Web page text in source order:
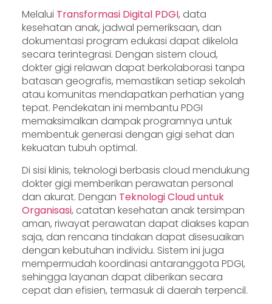
Melalui Transformasi Digital PDGI, data
kesehatan anak, jadwal pemeriksaan, dan
dokumentasi program edukasi dapat dikelola
secara terintegrasi. Dengan sistem cloud,
dokter gigi relawan dapat berkolaborasi tanpa
batasan geografis, memastikan setiap sekolah
atau komunitas mendapatkan perhatian yang
tepat. Pendekatan ini membantu PDGI
memaksimalkan dampak programnya untuk
membentuk generasi dengan gigi sehat dan
kekuatan tubuh optimal.
Di sisi klinis, teknologi berbasis cloud mendukung
dokter gigi memberikan perawatan personal
dan akurat. Dengan Teknologi Cloud untuk
Organisasi, catatan kesehatan anak tersimpan
aman, riwayat perawatan dapat diakses kapan
saja, dan rencana tindakan dapat disesuaikan
dengan kebutuhan individu. Sistem ini juga
mempermudah koordinasi antaranggota PDGI,
sehingga layanan dapat diberikan secara
cepat dan efisien, termasuk di daerah terpencil.